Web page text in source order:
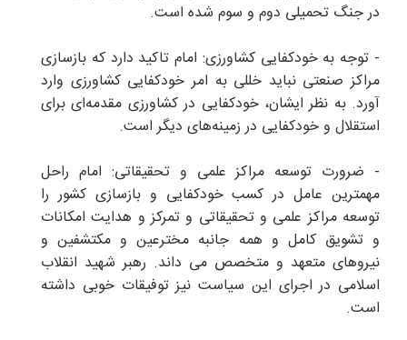
در جنگ تحمیلی دوم و سوم شده است.
- توجه به خودکفایی کشاورزی: امام تاکید دارد که بازسازی
مراکز صنعتی نباید خللی به امر خودکفایی کشاورزی وارد
آورد. به نظر ایشان، خودکفایی در کشاورزی مقدمه‌ای برای
استقلال و خودکفایی در زمینه‌های دیگر است.
- ضرورت توسعه مراکز علمی و تحقیقاتی: امام راحل
مهمترین عامل در کسب خودکفایی و بازسازی کشور را
توسعه مراکز علمی و تحقیقاتی و تمرکز و هدایت امکانات
و تشویق کامل و همه جانبه مخترعین و مکتشفین و
نیروهای متعهد و متخصص می داند. رهبر شهید انقلاب
اسلامی در اجرای این سیاست نیز توفیقات خوبی داشته
است.